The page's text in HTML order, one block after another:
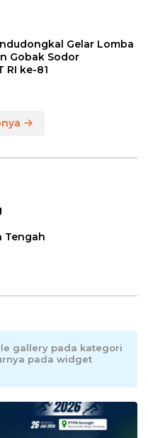
Gelar Lomba
Gobak Sodor
RI ke-81
Tengah
gallery pada kategori
pada widget